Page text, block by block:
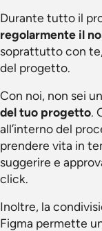
Durante tutto il
regolarmente il
soprattutto con
del progetto.
Con noi, non sei
del tuo progetto.
all’interno del
prendere vita in
suggerire e
click.
Inoltre, la
Figma permette